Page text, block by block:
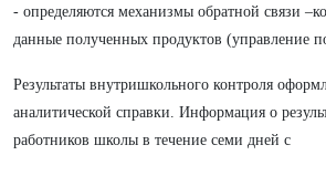
- определяются механизмы обратной связи
данные полученных продуктов (управление
Результаты внутришкольного контроля
аналитической справки. Информация о
работников школы в течение семи дней с